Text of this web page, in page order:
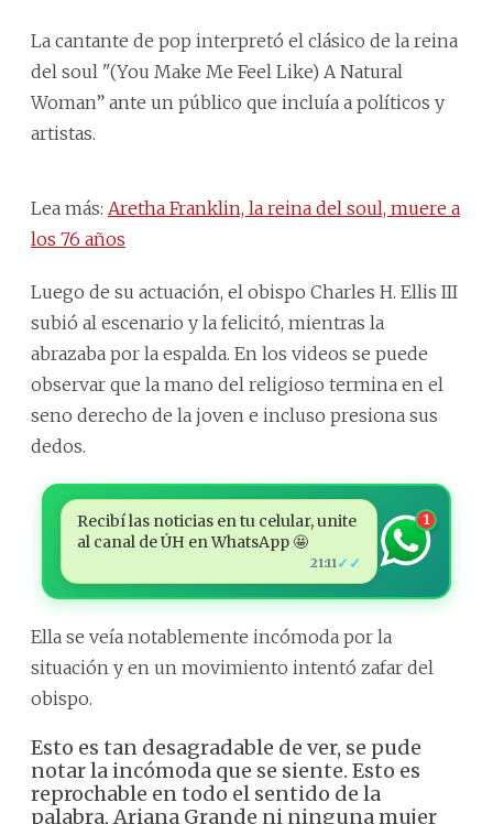
La cantante de pop interpretó el clásico de la reina
del soul "(You Make Me Feel Like) A Natural
Woman” ante un público que incluía a políticos y
artistas.
Lea más: Aretha Franklin, la reina del soul, muere a
los 76 años
Luego de su actuación, el obispo Charles H. Ellis III
subió al escenario y la felicitó, mientras la
abrazaba por la espalda. En los videos se puede
observar que la mano del religioso termina en el
seno derecho de la joven e incluso presiona sus
dedos.
Recibí las noticias en tu celular, unite
al canal de ÚH en WhatsApp 🤩
21:11 ✓✓
1
Ella se veía notablemente incómoda por la
situación y en un movimiento intentó zafar del
obispo.
Esto es tan desagradable de ver, se pude
notar la incómoda que se siente. Esto es
reprochable en todo el sentido de la
palabra, Ariana Grande ni ninguna mujer